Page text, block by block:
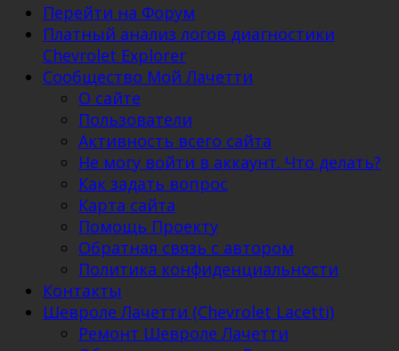
Перейти на Форум
Платный анализ логов диагностики
Chevrolet Explorer
Сообщество Мой Лачетти
О сайте
Пользователи
Активность всего сайта
Не могу войти в аккаунт. Что делать?
Как задать вопрос
Карта сайта
Помощь Проекту
Обратная связь с автором
Политика конфиденциальности
Контакты
Шевроле Лачетти (Chevrolet Lacetti)
Ремонт Шевроле Лачетти